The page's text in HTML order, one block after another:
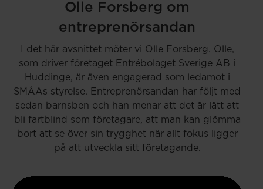
Olle Forsberg om
entreprenörsandan
I det här avsnittet möter vi Olle Forsberg. Olle,
som driver företaget Entrébolaget Sverige AB i
Huddinge, är även engagerad som ledamot i
SMÅAs styrelse. Entreprenörsandan har följt med
sedan barnsben och han menar att det är lätt att
bli fartblind som företagare, att man kan glömma
bort att se över sin trygghet när allt fokus ligger
på att utveckla sitt företagande.